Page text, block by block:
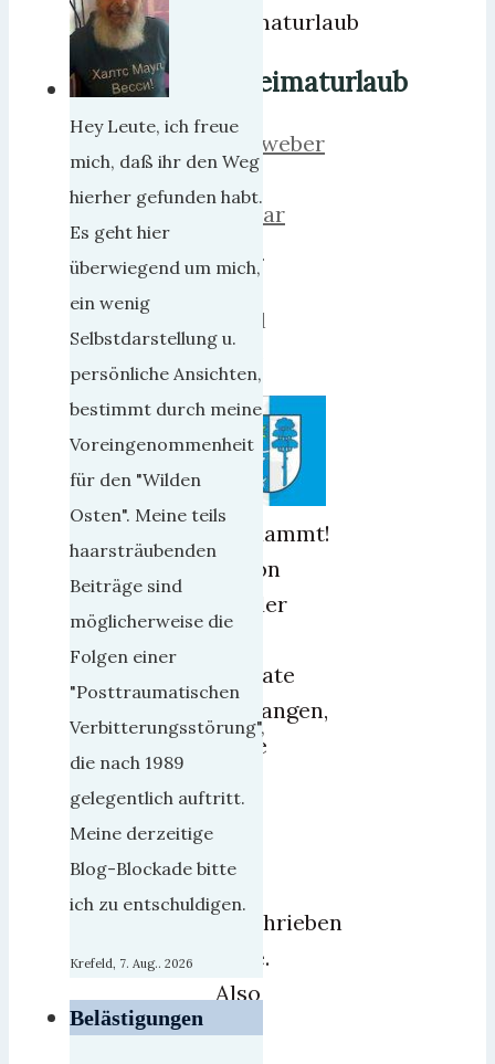
Heimaturlaub
Heimaturlaub
herrweber
Januar
April
2025
Verdammt!
Schon
wieder
Monate
vergangen,
ohne
geschrieben
habe.
Also
Hey Leute, ich freue
mich, daß ihr den Weg
hierher gefunden habt.
Es geht hier
überwiegend um mich,
ein wenig
Selbstdarstellung u.
persönliche Ansichten,
bestimmt durch meine
Voreingenommenheit
für den "Wilden
Osten". Meine teils
haarsträubenden
Beiträge sind
möglicherweise die
Folgen einer
"Posttraumatischen
Verbitterungsstörung",
die nach 1989
gelegentlich auftritt.
Meine derzeitige
Blog-Blockade bitte
ich zu entschuldigen.
Krefeld, 7. Aug.. 2026
Belästigungen